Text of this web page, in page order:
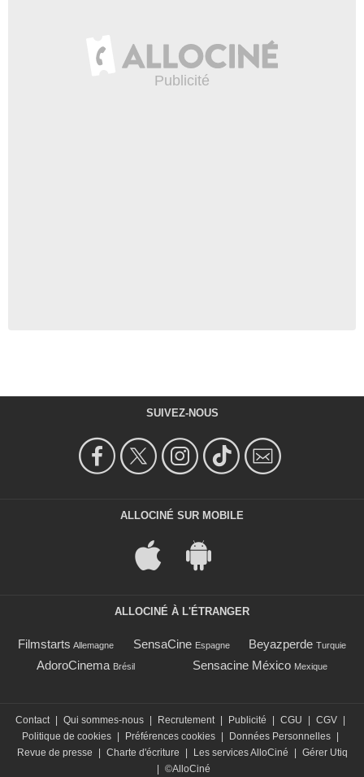
SUIVEZ-NOUS
ALLOCINÉ SUR MOBILE
ALLOCINÉ À L'ÉTRANGER
Filmstarts Allemagne SensaCine Espagne Beyazperde Turquie
AdoroCinema Brésil Sensacine México Mexique
Contact Qui sommes-nous Recrutement Publicité CGU CGV
Politique de cookies
Préférences cookies Données Personnelles
Revue de presse
Charte d'écriture Les services AlloCiné
Gérer Utiq
©AlloCiné